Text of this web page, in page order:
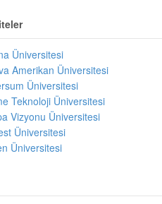
Üniversitesi
Amerikan Üniversitesi
Üniversitesi
Teknoloji Üniversitesi
Vizyonu Üniversitesi
Üniversitesi
Üniversitesi